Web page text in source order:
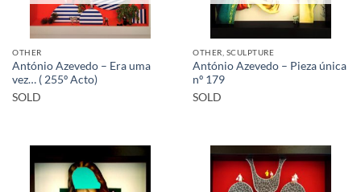
OTHER
António Azevedo – Era uma
vez… ( 255º Acto)
SOLD
OTHER, SCULPTURE
António Azevedo – Pieza única
nº 179
SOLD